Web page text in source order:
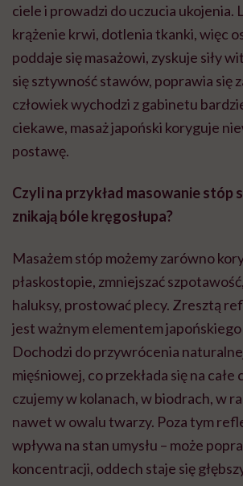
ciele i prowadzi do uczucia ukojenia.
krążenie krwi, dotlenia tkanki, więc
poddaje się masażowi, zyskuje siły
się sztywność stawów, poprawia się
człowiek wychodzi z gabinetu
ciekawe, masaż japoński koryguje
postawę.
Czyli na przykład masowanie stóp
znikają bóle kręgosłupa?
Masażem stóp możemy zarówno
płaskostopie, zmniejszać
haluksy, prostować plecy. Zresztą
jest ważnym elementem japońskiego
Dochodzi do przywrócenia
mięśniowej, co przekłada się na całe
czujemy w kolanach, w biodrach, w
nawet w owalu twarzy. Poza tym
wpływa na stan umysłu – może
koncentracji, oddech staje się